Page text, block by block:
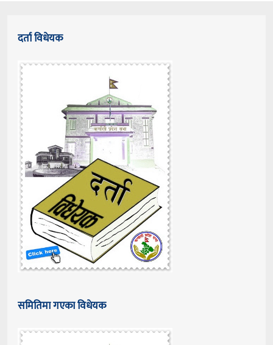
दर्ता विधेयक
समितिमा गएका विधेयक